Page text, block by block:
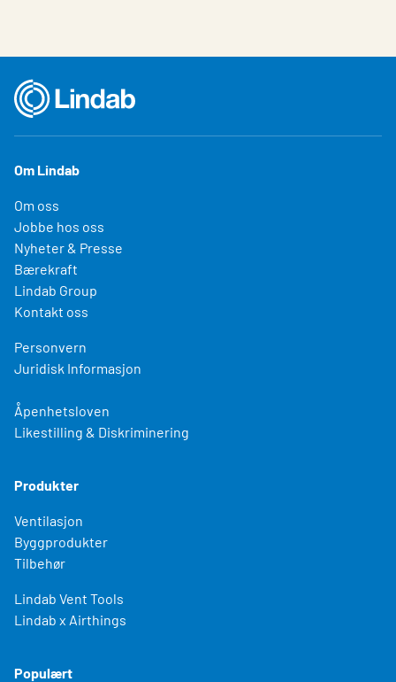
Om Lindab
Om oss
Jobbe hos oss
Nyheter & Presse
Bærekraft
Lindab Group
Kontakt oss
Personvern
Juridisk Informasjon
Åpenhetsloven
Likestilling & Diskriminering
Produkter
Ventilasjon
Byggprodukter
Tilbehør
Lindab Vent Tools
Lindab x Airthings
Populært